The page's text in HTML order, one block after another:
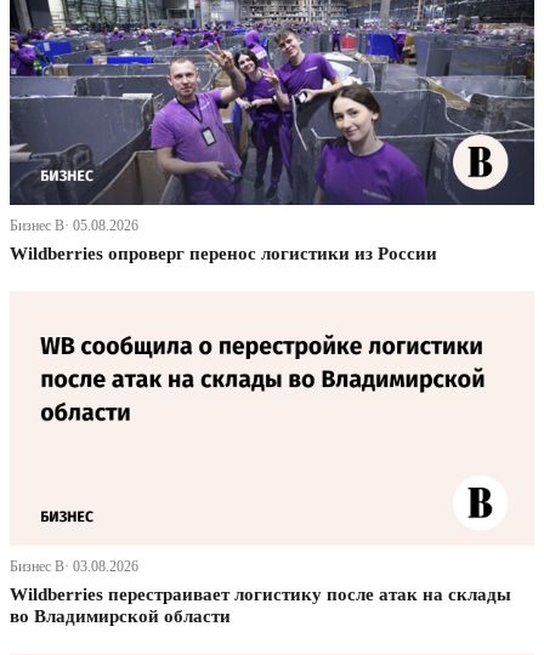
Бизнес В· 05.08.2026
Wildberries опроверг перенос логистики из России
Бизнес В· 03.08.2026
Wildberries перестраивает логистику после атак на склады
во Владимирской области